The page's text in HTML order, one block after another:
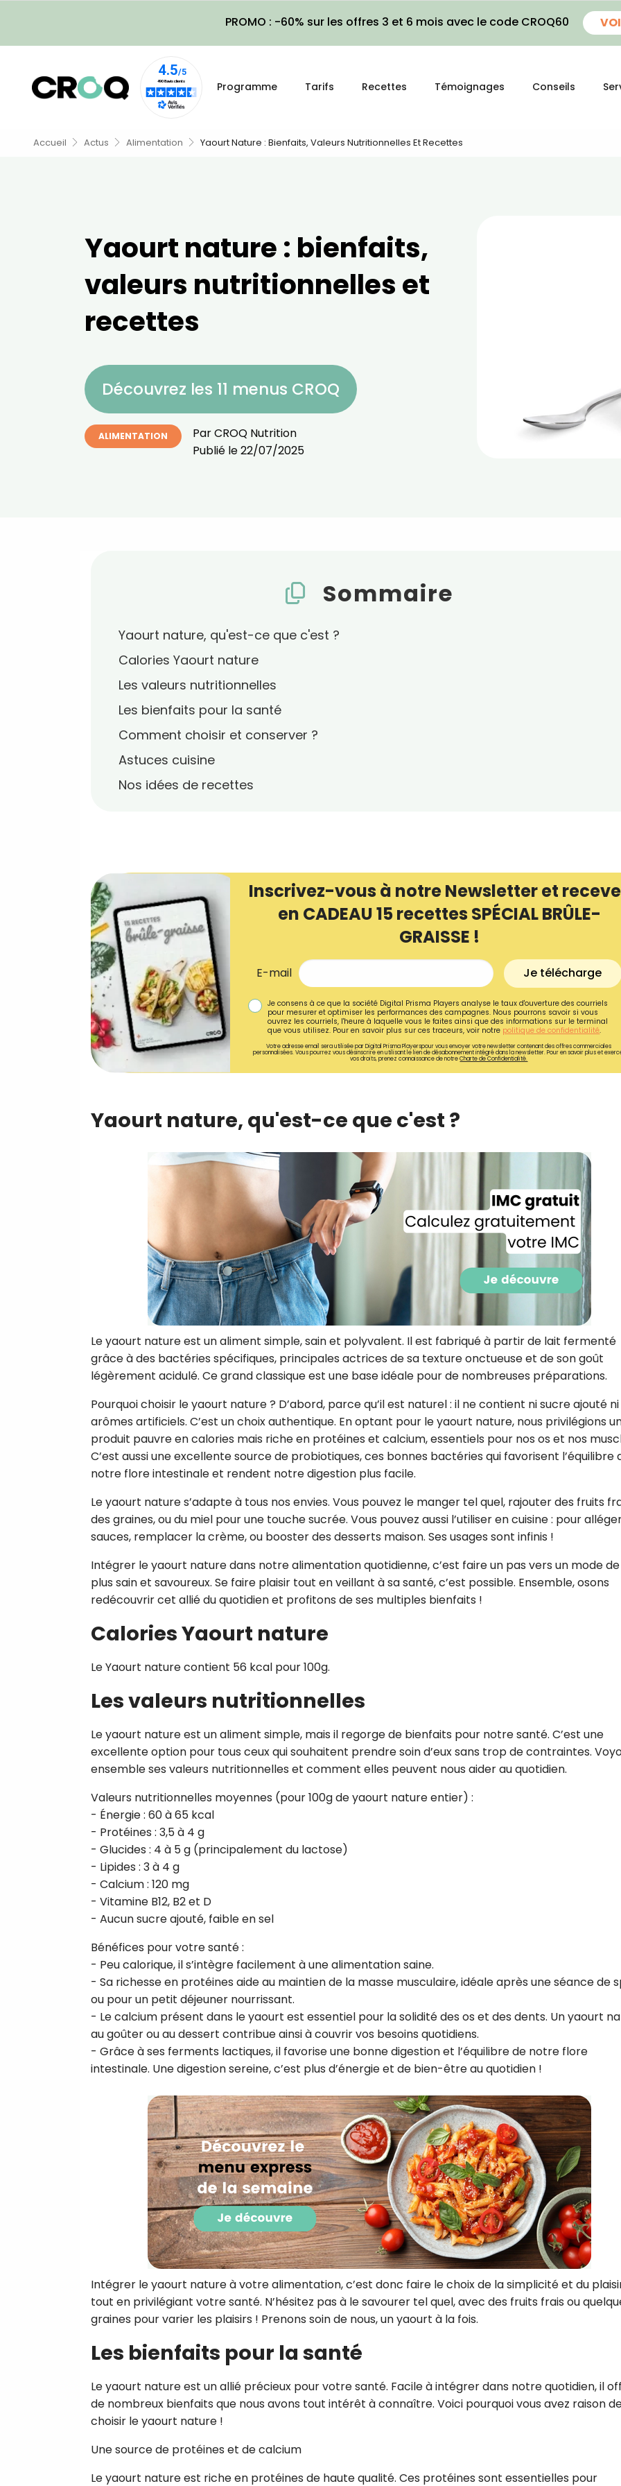
PROMO : -60% sur les offres 3 et 6 mois avec le code CROQ60
Programme Tarifs Recettes Témoignages Conseils
Accueil Actus Alimentation Yaourt Nature : Bienfaits, Valeurs Nutritionnelles Et Recettes
Yaourt nature : bienfaits,
valeurs nutritionnelles et
recettes
Découvrez les 11 menus CROQ
ALIMENTATION ParCROQ Nutrition
Publié le22/07/2025
Sommaire
Yaourt nature, qu'est-ce que c'est ?
Calories Yaourt nature
Les valeurs nutritionnelles
Les bienfaits pour la santé
Comment choisir et conserver ?
Astuces cuisine
Nos idées de recettes
Inscrivez-vous à notre Newsletter et
en CADEAU 15 recettes SPÉCIAL BRÛLE-
GRAISSE !
E-mail Je télécharge
Je consens à ce que la société Digital Prisma Players analyse le taux d'ouverture des courriels
pour mesurer et optimiser les performances des campagnes. Nous pourrons savoir si vous
ouvrez les courriels, l'heure à laquelle vous le faites ainsi que des informations sur le terminal
que vous utilisez. Pour en savoir plus sur ces traceurs, voir notre politique de confidentialité.
Votre adresse email sera utilisée par Digital Prisma Playerspour vous envoyer votre newsletter contenant des offres commerciales
personnalisées. Vous pourrez vous désinscrire en utilisant le lien de désabonnement intégré dans la newsletter. Pour en savoir plus et
vos droits, prenez connaissance de notreCharte de Confidentialité.
Yaourt nature, qu'est-ce que c'est ?
Le yaourt nature est un aliment simple, sain et polyvalent. Il est fabriqué à partir de lait fermenté
grâce à des bactéries spécifiques, principales actrices de sa texture onctueuse et de son goût
légèrement acidulé. Ce grand classique est une base idéale pour de nombreuses préparations.
Pourquoi choisir le yaourt nature ? D’abord, parce qu’il est naturel : il ne contient ni sucre ajouté ni
arômes artificiels. C’est un choix authentique. En optant pour le yaourt nature, nous privilégions
produit pauvre en calories mais riche en protéines et calcium, essentiels pour nos os et nos
C’est aussi une excellente source de probiotiques, ces bonnes bactéries qui favorisent l’équilibre
notre flore intestinale et rendent notre digestion plus facile.
Le yaourt nature s’adapte à tous nos envies. Vous pouvez le manger tel quel, rajouter des fruits
des graines, ou du miel pour une touche sucrée. Vous pouvez aussi l’utiliser en cuisine : pour
sauces, remplacer la crème, ou booster des desserts maison. Ses usages sont infinis !
Intégrer le yaourt nature dans notre alimentation quotidienne, c’est faire un pas vers un mode
plus sain et savoureux. Se faire plaisir tout en veillant à sa santé, c’est possible. Ensemble, osons
redécouvrir cet allié du quotidien et profitons de ses multiples bienfaits !
Calories Yaourt nature
Le Yaourt nature contient 56 kcal pour 100g.
Les valeurs nutritionnelles
Le yaourt nature est un aliment simple, mais il regorge de bienfaits pour notre santé. C’est une
excellente option pour tous ceux qui souhaitent prendre soin d’eux sans trop de contraintes.
ensemble ses valeurs nutritionnelles et comment elles peuvent nous aider au quotidien.
Valeurs nutritionnelles moyennes (pour 100g de yaourt nature entier) :
- Énergie : 60 à 65 kcal
- Protéines : 3,5 à 4 g
- Glucides : 4 à 5 g (principalement du lactose)
- Lipides : 3 à 4 g
- Calcium : 120 mg
- Vitamine B12, B2 et D
- Aucun sucre ajouté, faible en sel
Bénéfices pour votre santé :
- Peu calorique, il s’intègre facilement à une alimentation saine.
- Sa richesse en protéines aide au maintien de la masse musculaire, idéale après une séance de
ou pour un petit déjeuner nourrissant.
- Le calcium présent dans le yaourt est essentiel pour la solidité des os et des dents. Un yaourt
au goûter ou au dessert contribue ainsi à couvrir vos besoins quotidiens.
- Grâce à ses ferments lactiques, il favorise une bonne digestion et l’équilibre de notre flore
intestinale. Une digestion sereine, c’est plus d’énergie et de bien-être au quotidien !
Intégrer le yaourt nature à votre alimentation, c’est donc faire le choix de la simplicité et du
tout en privilégiant votre santé. N’hésitez pas à le savourer tel quel, avec des fruits frais ou
graines pour varier les plaisirs ! Prenons soin de nous, un yaourt à la fois.
Les bienfaits pour la santé
Le yaourt nature est un allié précieux pour votre santé. Facile à intégrer dans notre quotidien, il
de nombreux bienfaits que nous avons tout intérêt à connaître. Voici pourquoi vous avez raison
choisir le yaourt nature !
Une source de protéines et de calcium
Le yaourt nature est riche en protéines de haute qualité. Ces protéines sont essentielles pour
Recevez
recettes inédites de
!
Ainsi que la newsletter
Je consens à ce que la société
des courriels pour mesurer et
performances des campagnes.
pourrons savoir si vous ouvrez les
l'heure à laquelle vous le faites
utilisez. Pour en savoir plus sur ces
voir notrepolitique de
Je reçois mon cadeau !
personnalisées. Vous pourrez vous désinscrire en
désabonnement intégré dans la newsletter. Pour en
exercer vos droits, prenez connaissance de notreCharte
Confidentialité